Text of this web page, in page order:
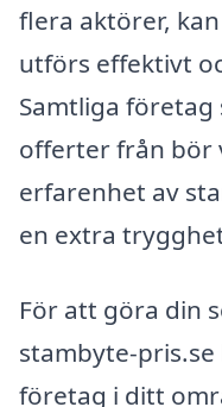
flera aktörer,
utförs effektivt
Samtliga företag
offerter från bör
erfarenhet av
en extra
För att göra din
stambyte-
företag i ditt